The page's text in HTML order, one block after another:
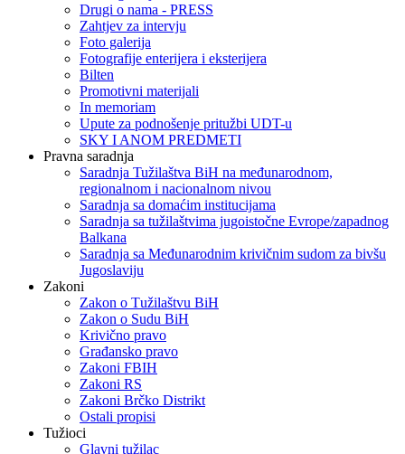
Drugi o nama - PRESS
Zahtjev za intervju
Foto galerija
Fotografije enterijera i eksterijera
Bilten
Promotivni materijali
In memoriam
Upute za podnošenje pritužbi UDT-u
SKY I ANOM PREDMETI
Pravna saradnja
Saradnja Tužilaštva BiH na međunarodnom,
regionalnom i nacionalnom nivou
Saradnja sa domaćim institucijama
Saradnja sa tužilaštvima jugoistočne Evrope/zapadnog
Balkana
Saradnja sa Međunarodnim krivičnim sudom za bivšu
Jugoslaviju
Zakoni
Zakon o Тužilaštvu BiH
Zakon o Sudu BiH
Krivično pravo
Građansko pravo
Zakoni FBIH
Zakoni RS
Zakoni Brčko Distrikt
Ostali propisi
Tužioci
Glavni tužilac